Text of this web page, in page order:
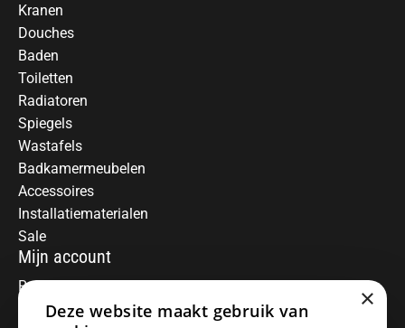
Kranen
Douches
Baden
Toiletten
Radiatoren
Spiegels
Wastafels
Badkamermeubelen
Accessoires
Installatiematerialen
Sale
Mijn account
Registreren
Mijn bestellingen
×
Deze website maakt gebruik van